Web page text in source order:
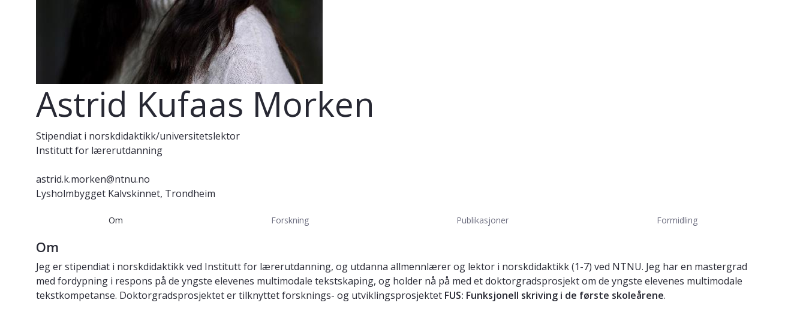
Astrid Kufaas Morken
Stipendiat i norskdidaktikk/universitetslektor
Institutt for lærerutdanning
astrid.k.morken@ntnu.no
Lysholmbygget Kalvskinnet, Trondheim
Om Forskning Publikasjoner Formidling
Om
Jeg er stipendiat i norskdidaktikk ved Institutt for lærerutdanning, og utdanna allmennlærer og lektor i norskdidaktikk (1-7) ved NTNU. Jeg har en mastergrad
med fordypning i respons på de yngste elevenes multimodale tekstskaping, og holder nå på med et doktorgradsprosjekt om de yngste elevenes multimodale
tekstkompetanse. Doktorgradsprosjektet er tilknyttet forsknings- og utviklingsprosjektet FUS: Funksjonell skriving i de første skoleårene.